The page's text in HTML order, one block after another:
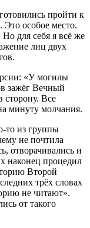
пройти к
Это особое место.
для себя я всё же
лиц двух
«У могилы
зажёг Вечный
сторону. Все
минуту молчания.
то из группы
не почтила
отворачивались и
наконец процедил
Второй
трёх словах
не читают».
от такого